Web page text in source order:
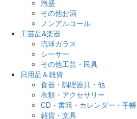
泡盛
その他お酒
ノンアルコール
工芸品&楽器
琉球ガラス
シーサー
その他工芸・民具
日用品＆雑貨
食器・調理器具・他
衣類・アクセサリー
CD・書籍・カレンダー・手帳
雑貨・文具